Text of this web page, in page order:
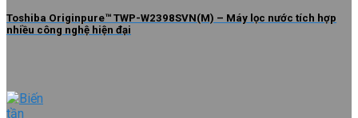
Toshiba Originpure™ TWP-W2398SVN(M) – Máy lọc nước tích hợp
nhiều công nghệ hiện đại